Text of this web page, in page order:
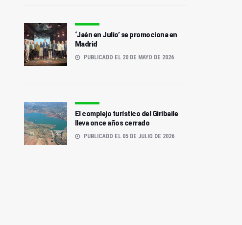
‘Jaén en Julio’ se promociona en
Madrid
PUBLICADO EL 20 DE MAYO DE 2026
El complejo turístico del Giribaile
lleva once años cerrado
PUBLICADO EL 05 DE JULIO DE 2026